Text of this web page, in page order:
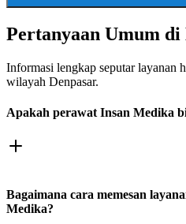
Pertanyaan Umum di
Informasi lengkap seputar layanan
wilayah Denpasar.
Apakah perawat Insan Medika
Bagaimana cara memesan
Medika?